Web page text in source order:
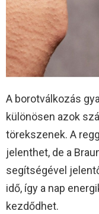
A borotválkozás
különösen azok
törekszenek. A
jelenthet, de a
segítségével
idő, így a nap
kezdődhet.